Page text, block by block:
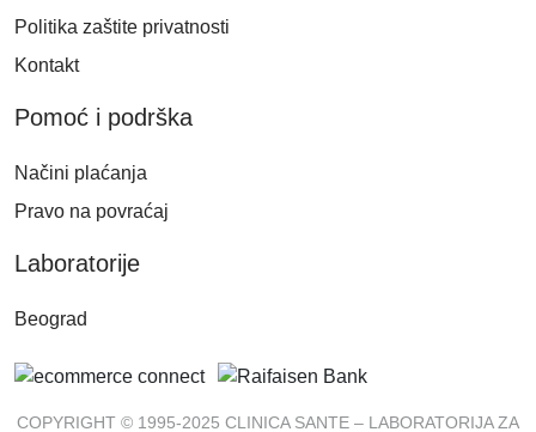
Politika zaštite privatnosti
Kontakt
Pomoć i podrška
Načini plaćanja
Pravo na povraćaj
Laboratorije
Beograd
COPYRIGHT © 1995-2025 CLINICA SANTE – LABORATORIJA ZA